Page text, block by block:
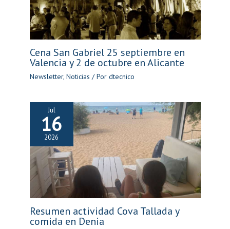
Cena San Gabriel 25 septiembre en
Valencia y 2 de octubre en Alicante
Newsletter, Noticias / Por dtecnico
Jul
16
2026
Resumen actividad Cova Tallada y
comida en Denia